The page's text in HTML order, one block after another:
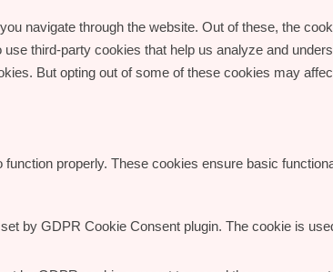
navigate through the website. Out of these, the
third-party cookies that help us analyze and
But opting out of some of these cookies may
properly. These cookies ensure basic
by GDPR Cookie Consent plugin. The cookie is